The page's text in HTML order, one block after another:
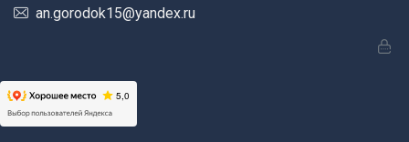
an.gorodok15@yandex.ru